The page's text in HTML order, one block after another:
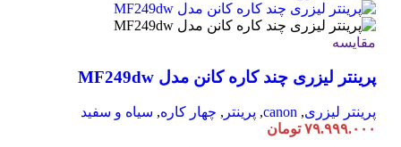
مقایسه
پرینتر لیزری چند کاره کانن مدل MF249dw
پرینتر لیزری,
canon
, پرینتر , چهار کاره, سیاه و سفید
۷۹.۹۹۹.۰۰۰ تومان